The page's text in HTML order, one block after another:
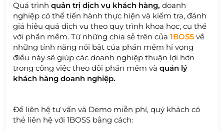
Quá trìnhquản trị dịch vụ khách hàng, doanh
nghiệp có thể tiến hành thực hiện và kiểm tra, đánh
giá hiệu quả dịch vụ theo quy trình khoa học, cụ thể
với phần mềm. Từ những chia sẻ trên của1BOSS về
những tính năng nổi bật của phần mềm hi vọng
điều này sẽ giúp các doanh nghiệp thuận lợi hơn
trong công việc theo dõi phần mềm vàquản lý
khách hàng doanh nghiệp.
Để liên hệ tư vấn và Demo miễn phí, quý khách có
thẻ liên hệ với 1BOSS bằng cách: